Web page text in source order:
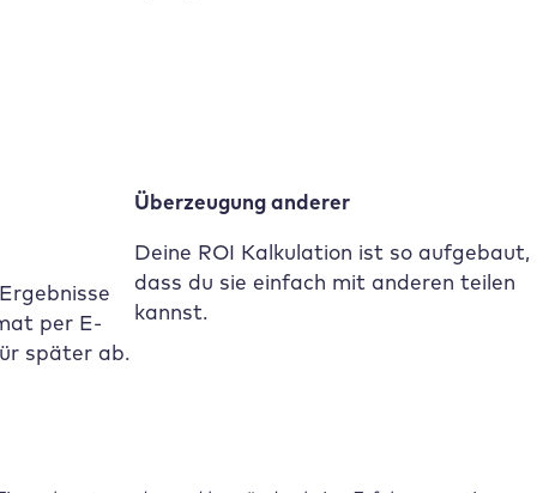
per E-
später ab.
Überzeugung anderer
Deine ROI Kalkulation ist so aufgebaut,
dass du sie einfach mit anderen teilen
kannst.